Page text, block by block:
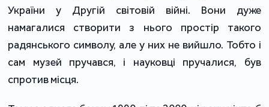
України у Другій світовій війні. Вони дуже
намагалися створити з нього простір такого
радянського символу, але у них не вийшло. Тобто і
сам музей пручався, і науковці пручалися, був
спротив місця.